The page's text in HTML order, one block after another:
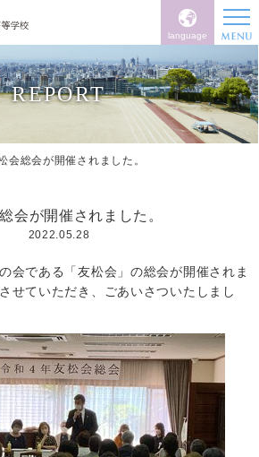
language
REPORT
会総会が開催されました。
会が開催されました。
2022.05.28
会である「友松会」の総会が開催されま
せていただき、ごあいさついたしまし